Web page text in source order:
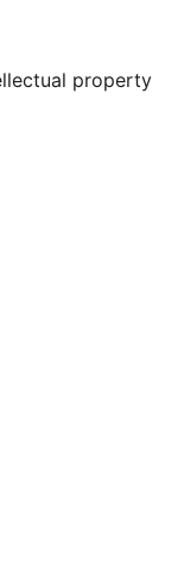
property